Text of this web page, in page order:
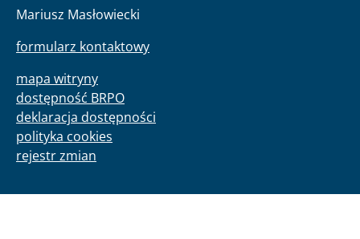
Mariusz Masłowiecki
formularz kontaktowy
mapa witryny
dostępność BRPO
deklaracja dostępności
polityka cookies
rejestr zmian